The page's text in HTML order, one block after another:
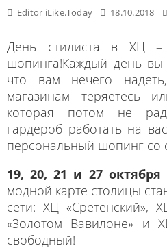
Editor iLike.Today 18.10.2018
День стилиста в ХЦ
шопинга!Каждый день вы
что вам нечего
магазинам теряетесь
которая потом не
гардероб работать на
персональный шопинг со
19, 20, 21 и 27 октября
модной карте столицы
сети: ХЦ «Сретенский»,
«Золотом Вавилоне» и
свободный!